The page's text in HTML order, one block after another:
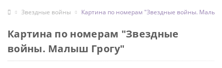
Звездные войны Картина по номерам "Звездные войны. Малыш
Картина по номерам "Звездные
войны. Малыш Грогу"